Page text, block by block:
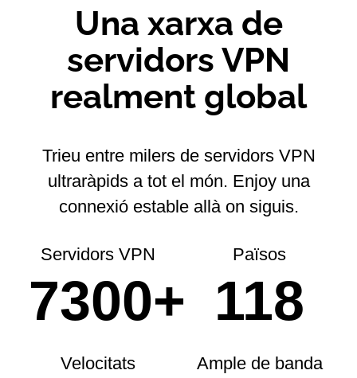
Una xarxa de
servidors VPN
realment global
Trieu entre milers de servidors VPN
ultraràpids a tot el món. Enjoy una
connexió estable allà on siguis.
Servidors VPN
7300+
Països
118
Velocitats
Ample de banda